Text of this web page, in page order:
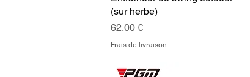
(sur herbe)
Prix
62,00 €
Frais de livraison